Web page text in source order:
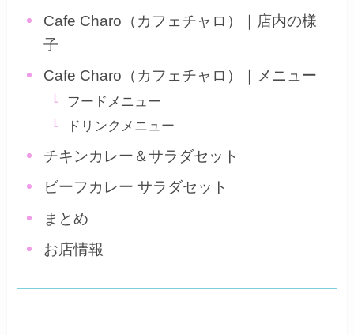
Cafe Charo（カフェチャロ）｜店内の様
子
Cafe Charo（カフェチャロ）｜メニュー
フードメニュー
ドリンクメニュー
チキンカレー＆サラダセット
ビーフカレー サラダセット
まとめ
お店情報